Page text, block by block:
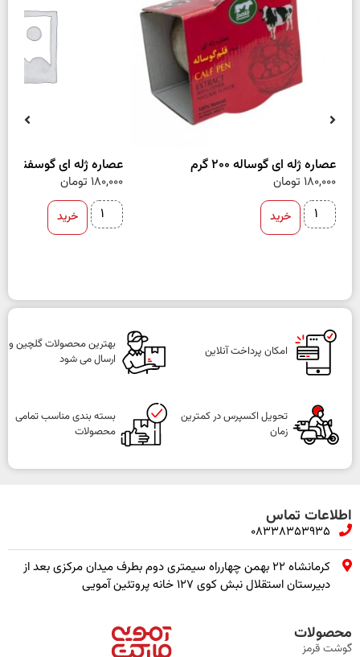
عصاره ژله ای گوساله 200 گرم
180,000 تومان
خرید
عصاره ژله ای گوسفند 200 گرم
180,000 تومان
خرید
امکان پرداخت آنلاین
بهترین محصولات گلچین و
ارسال می شود
تحویل اکسپرس در کمترین
زمان
بسته بندی مناسب تمامی
محصولات
اطلاعات تماس
08338353935
کرمانشاه ۲۲ بهمن چهارراه سیمتری دوم بطرف میدان مرکزی بعد از
دبیرستان استقلال نبش کوی ۱۲۷ خانه پروتئین آمویی
محصولات
گوشت قرمز